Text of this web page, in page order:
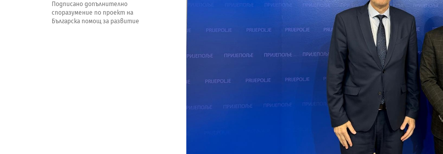
Подписано допълнително
споразумение по проект на
Българска помощ за развитие